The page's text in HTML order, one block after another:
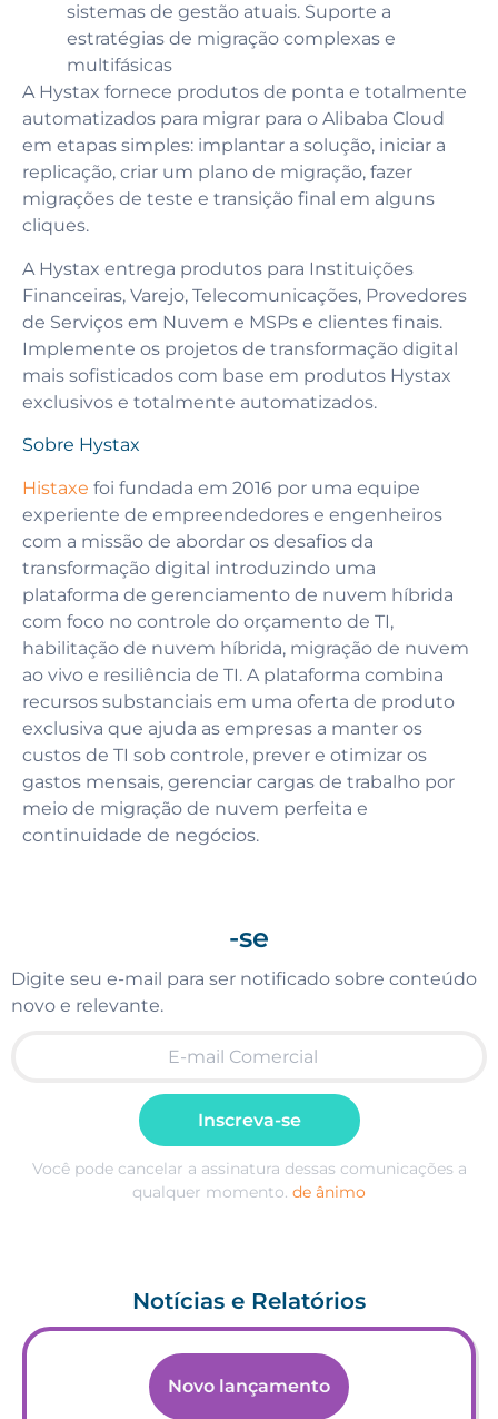
sistemas de gestão atuais. Suporte a
estratégias de migração complexas e
multifásicas
A Hystax fornece produtos de ponta e totalmente
automatizados para migrar para o Alibaba Cloud
em etapas simples: implantar a solução, iniciar a
replicação, criar um plano de migração, fazer
migrações de teste e transição final em alguns
cliques.
A Hystax entrega produtos para Instituições
Financeiras, Varejo, Telecomunicações, Provedores
de Serviços em Nuvem e MSPs e clientes finais.
Implemente os projetos de transformação digital
mais sofisticados com base em produtos Hystax
exclusivos e totalmente automatizados.
Sobre Hystax
Histaxe foi fundada em 2016 por uma equipe
experiente de empreendedores e engenheiros
com a missão de abordar os desafios da
transformação digital introduzindo uma
plataforma de gerenciamento de nuvem híbrida
com foco no controle do orçamento de TI,
habilitação de nuvem híbrida, migração de nuvem
ao vivo e resiliência de TI. A plataforma combina
recursos substanciais em uma oferta de produto
exclusiva que ajuda as empresas a manter os
custos de TI sob controle, prever e otimizar os
gastos mensais, gerenciar cargas de trabalho por
meio de migração de nuvem perfeita e
continuidade de negócios.
-se
Digite seu e-mail para ser notificado sobre conteúdo
novo e relevante.
Inscreva-se
Você pode cancelar a assinatura dessas comunicações a
qualquer momento. de ânimo
Notícias e Relatórios
Novo lançamento